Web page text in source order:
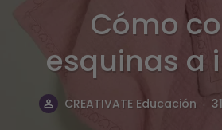
Cómo
esquinas a
CREATIVATE Educación .